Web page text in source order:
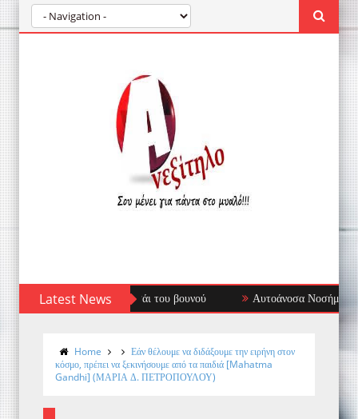
Latest News Αυτοάνοσα Νοσήματα: Όταν το
Home
Εάν θέλουμε να διδάξουμε την ειρήνη στον
κόσμο, πρέπει να ξεκινήσουμε από τα παιδιά [Mahatma
Gandhi] (ΜΑΡΙΑ Δ. ΠΕΤΡΟΠΟΥΛΟΥ)